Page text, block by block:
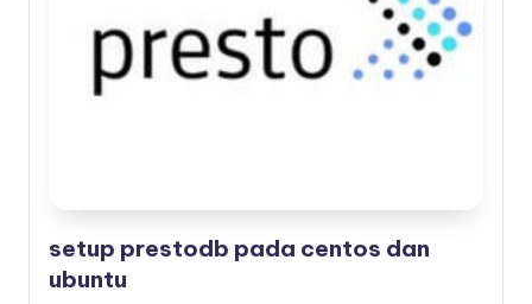
setup prestodb pada centos dan
ubuntu